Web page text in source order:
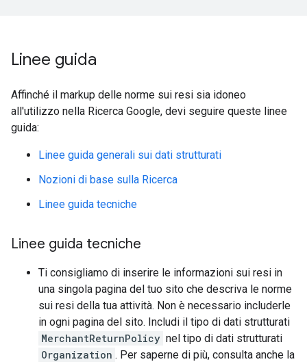
Linee guida
Affinché il markup delle norme sui resi sia idoneo
all'utilizzo nella Ricerca Google, devi seguire queste linee
guida:
Linee guida generali sui dati strutturati
Nozioni di base sulla Ricerca
Linee guida tecniche
Linee guida tecniche
Ti consigliamo di inserire le informazioni sui resi in
una singola pagina del tuo sito che descriva le norme
sui resi della tua attività. Non è necessario includerle
in ogni pagina del sito. Includi il tipo di dati strutturati
MerchantReturnPolicy nel tipo di dati strutturati
Organization . Per saperne di più, consulta anche la